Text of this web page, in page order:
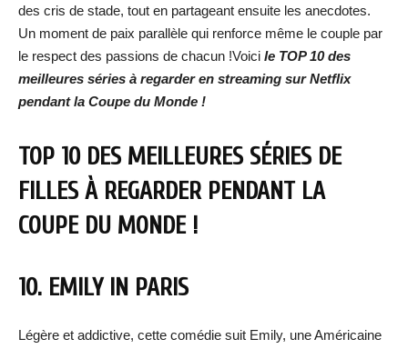
des cris de stade, tout en partageant ensuite les anecdotes.
Un moment de paix parallèle qui renforce même le couple par
le respect des passions de chacun !Voici le TOP 10 des
meilleures séries à regarder en streaming sur Netflix
pendant la Coupe du Monde !
TOP 10 DES MEILLEURES SÉRIES DE
FILLES À REGARDER PENDANT LA
COUPE DU MONDE !
10. EMILY IN PARIS
Légère et addictive, cette comédie suit Emily, une Américaine